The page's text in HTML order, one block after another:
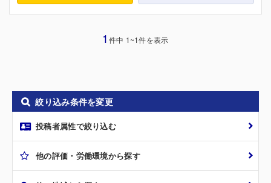
1 件中 1~1件を表示
絞り込み条件を変更
投稿者属性で絞り込む
他の評価・労働環境から探す